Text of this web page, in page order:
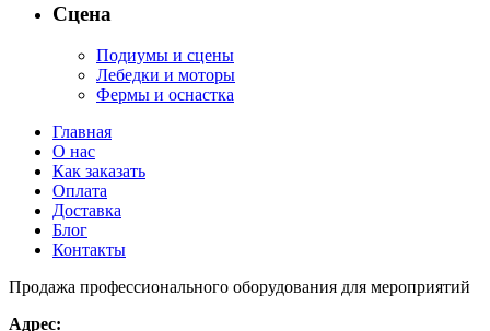
Сцена
Подиумы и сцены
Лебедки и моторы
Фермы и оснастка
Главная
О нас
Как заказать
Оплата
Доставка
Блог
Контакты
Продажа профессионального оборудования для мероприятий
Адрес: